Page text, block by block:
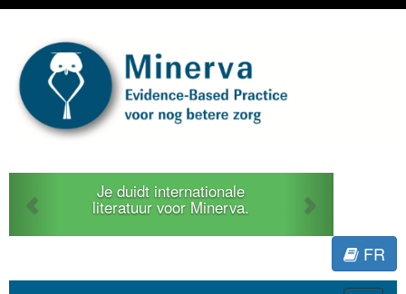
Je duidt internationale
literatuur voor Minerva.
Previous
FR